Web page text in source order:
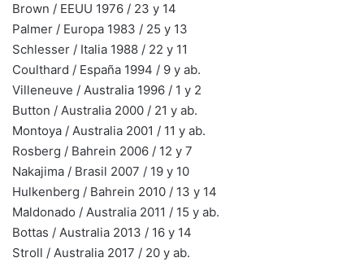
Brown / EEUU 1976 / 23 y 14
Palmer / Europa 1983 / 25 y 13
Schlesser / Italia 1988 / 22 y 11
Coulthard / España 1994 / 9 y ab.
Villeneuve / Australia 1996 / 1 y 2
Button / Australia 2000 / 21 y ab.
Montoya / Australia 2001 / 11 y ab.
Rosberg / Bahrein 2006 / 12 y 7
Nakajima / Brasil 2007 / 19 y 10
Hulkenberg / Bahrein 2010 / 13 y 14
Maldonado / Australia 2011 / 15 y ab.
Bottas / Australia 2013 / 16 y 14
Stroll / Australia 2017 / 20 y ab.